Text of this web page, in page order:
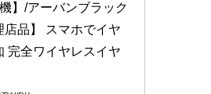
】/アーバンブラック
店品】 スマホでイヤ
完全ワイヤレスイヤ